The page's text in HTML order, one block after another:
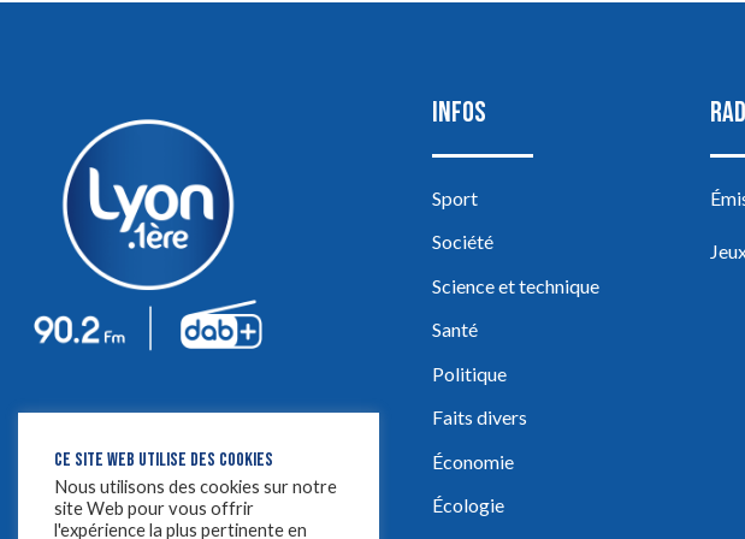
INFOS
Sport
Société
Science et technique
Santé
Politique
Faits divers
Économie
Écologie
CE SITE WEB UTILISE DES COOKIES
Nous utilisons des cookies sur notre
site Web pour vous offrir
l'expérience la plus pertinente en